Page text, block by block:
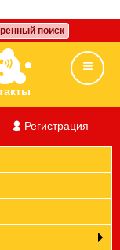
поиск
Регистрация